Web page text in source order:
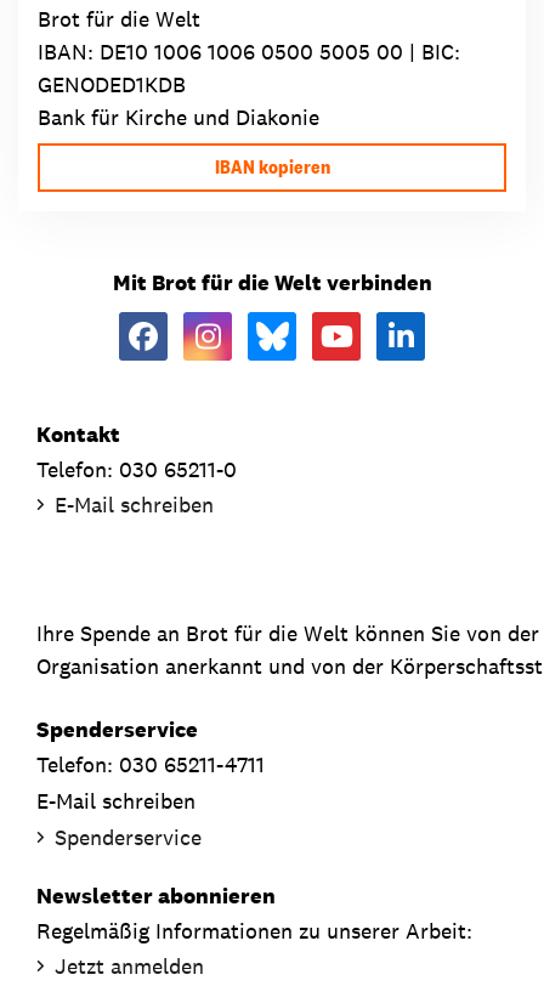
Brot für die Welt
IBAN: DE10 1006 1006 0500 5005 00 | BIC:
GENODED1KDB
Bank für Kirche und Diakonie
IBAN kopieren
Mit Brot für die Welt verbinden
Kontakt
Telefon: 030 65211-0
E-Mail schreiben
Ihre Spende an Brot für die Welt können Sie von
Organisation anerkannt und von der
Spenderservice
Telefon: 030 65211-4711
E-Mail schreiben
Spenderservice
Newsletter abonnieren
Regelmäßig Informationen zu unserer Arbeit:
Jetzt anmelden